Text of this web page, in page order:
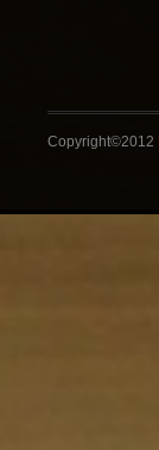
Copyright©2012